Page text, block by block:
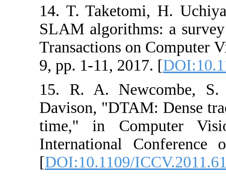
14. T.
SLAM
Transactions
9, pp. 1-11,
15. R. A.
Davison,
time," in
International
[DOI:10.1109/